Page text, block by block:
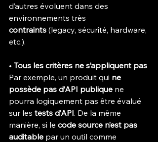
d’autres évoluent dans des
environnements très
contraints (legacy, sécurité, hardware,
etc.).
• Tous les critères ne s’appliquent pas
Par exemple, un produit qui ne
possède pas d’API publique ne
pourra logiquement pas être évalué
sur les tests d’API. De la même
manière, si le code source n’est pas
auditable par un outil comme